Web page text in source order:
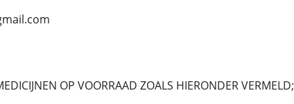
OP VOORRAAD ZOALS HIERONDER VERMELD;